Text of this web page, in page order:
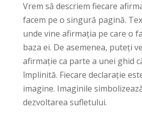
Vrem să descriem fiecare
facem pe o singură pagină.
unde vine afirmația pe care o
baza ei. De asemenea, puteți
afirmație ca parte a unei ghid
împlinită. Fiecare declarație
imagine. Imaginile
dezvoltarea sufletului.